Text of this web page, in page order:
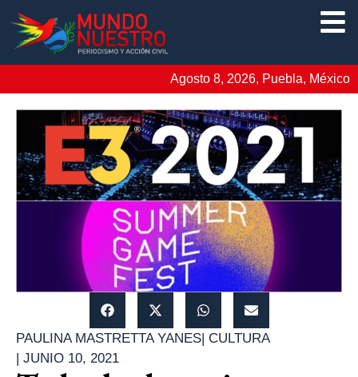
Agosto 8, 2026, Puebla, México
PAULINA MASTRETTA YANES CULTURA
JUNIO 10, 2021